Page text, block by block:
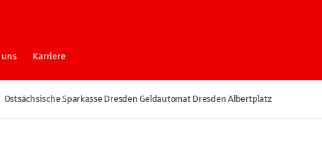
uns Karriere
Ostsächsische Sparkasse Dresden Geldautomat Dresden Albertplatz